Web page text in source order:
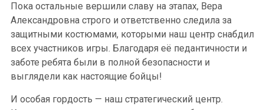
Пока остальные вершили славу на этапах, Вера
Александровна строго и ответственно следила за
защитными костюмами, которыми наш центр снабдил
всех участников игры. Благодаря её педантичности и
заботе ребята были в полной безопасности и
выглядели как настоящие бойцы!
И особая гордость — наш стратегический центр.